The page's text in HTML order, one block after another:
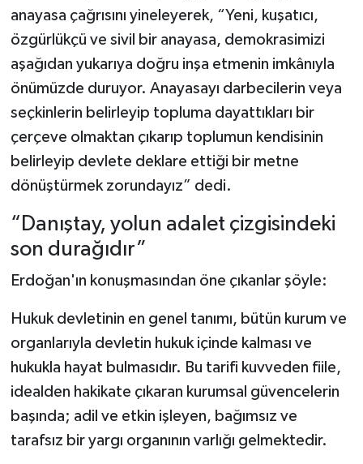
anayasa çağrısını yineleyerek, “Yeni, kuşatıcı,
özgürlükçü ve sivil bir anayasa, demokrasimizi
aşağıdan yukarıya doğru inşa etmenin imkânıyla
önümüzde duruyor. Anayasayı darbecilerin veya
seçkinlerin belirleyip topluma dayattıkları bir
çerçeve olmaktan çıkarıp toplumun kendisinin
belirleyip devlete deklare ettiği bir metne
dönüştürmek zorundayız” dedi.
“Danıştay, yolun adalet çizgisindeki
son durağıdır”
Erdoğan'ın konuşmasından öne çıkanlar şöyle:
Hukuk devletinin en genel tanımı, bütün kurum ve
organlarıyla devletin hukuk içinde kalması ve
hukukla hayat bulmasıdır. Bu tarifi kuvveden fiile,
idealden hakikate çıkaran kurumsal güvencelerin
başında; adil ve etkin işleyen, bağımsız ve
tarafsız bir yargı organının varlığı gelmektedir.